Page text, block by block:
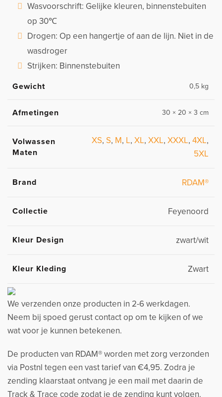
Wasvoorschrift: Gelijke kleuren, binnenstebuiten
op 30℃
Drogen: Op een hangertje of aan de lijn. Niet in de
wasdroger
Strijken: Binnenstebuiten
Gewicht 0,5 kg
Afmetingen 30 × 20 × 3 cm
Volwassen
Maten
XS, S, M, L, XL, XXL, XXXL, 4XL,
5XL
Brand RDAM®
Collectie Feyenoord
Kleur Design zwart/wit
Kleur Kleding Zwart
We verzenden onze producten in 2-6 werkdagen.
Neem bij spoed gerust contact op om te kijken of we
wat voor je kunnen betekenen.
De producten van RDAM® worden met zorg verzonden
via Postnl tegen een vast tarief van €4,95. Zodra je
zending klaarstaat ontvang je een mail met daarin de
Track & Trace code zodat je de zending kunt volgen.